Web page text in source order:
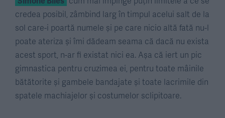
credea posibil, zâmbind larg în timpul acelui salt de la
sol care-i poartă numele și pe care nicio altă fată nu-l
poate ateriza și îmi dădeam seama că dacă nu exista
acest sport, n-ar fi existat nici ea. Așa că iert un pic
gimnastica pentru cruzimea ei, pentru toate mâinile
bătătorite și gambele bandajate și toate lacrimile din
spatele machiajelor și costumelor sclipitoare.